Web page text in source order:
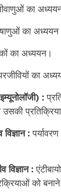
का
का
का अध्ययन।
का
(इम्यूनोलॉजी) :
विज्ञान :पर्यावरण
विज्ञान :
को बनाने